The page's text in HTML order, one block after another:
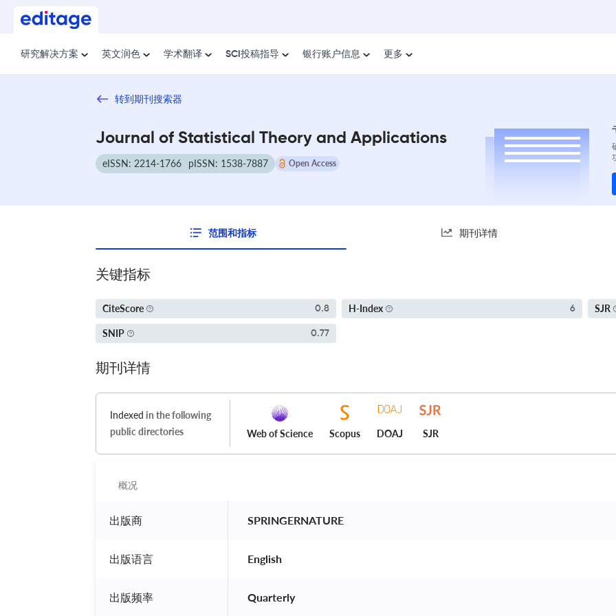
研究解决方案 英文润色 学术翻译 SCI投稿指导 银行账户信息 更多
转到期刊搜索器
Journal of Statistical Theory and Applications
eISSN: 2214-1766 pISSN: 1538-7887 Open Access
范围和指标 期刊详情
关键指标
CiteScore 0.8 H-Index 6 SJR
SNIP 0.77
期刊详情
Indexed in the following
public directories
Web of Science Scopus DOAJ SJR
概况
出版商 SPRINGERNATURE
出版语言 English
出版频率 Quarterly